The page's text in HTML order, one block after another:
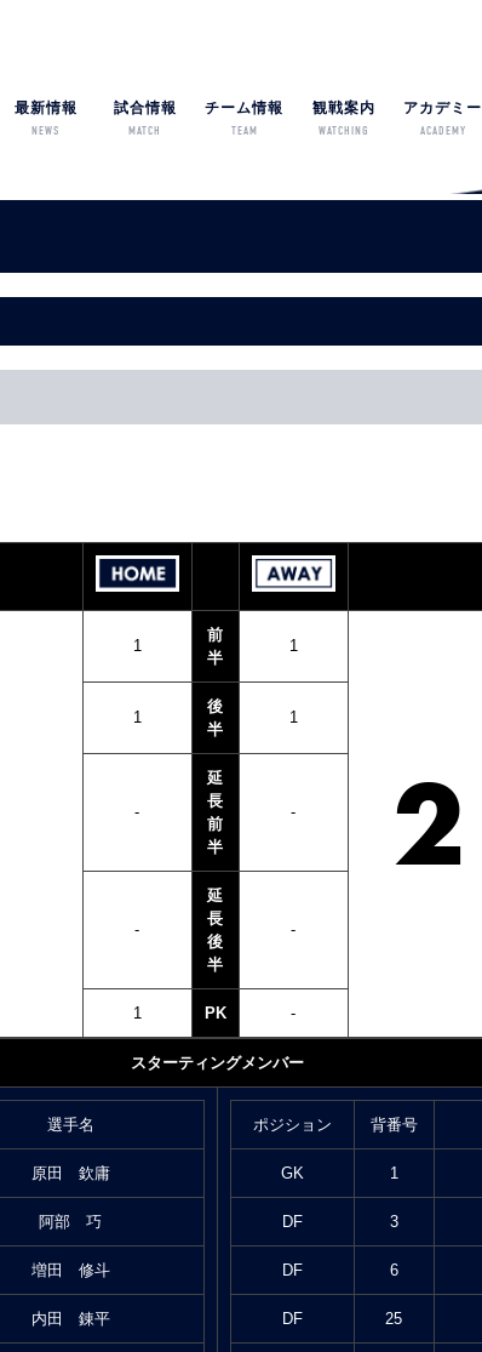
最新情報
NEWS
試合情報
MATCH
チーム情報
TEAM
観戦案内
WATCHING
アカデミー
ACADEMY
1
前
半
1
2
1
後
半
1
‐
延
長
前
半
‐
‐
延
長
後
半
‐
1 PK ‐
スターティングメンバー
選手名
原田 欽庸
阿部 巧
増田 修斗
内田 錬平
ポジション 背番号
GK 1
DF 3
DF 6
DF 25